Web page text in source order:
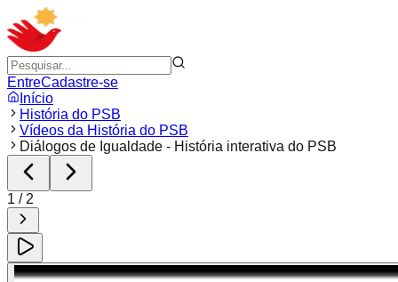
EntreCadastre-se
Início
História do PSB
Vídeos da História do PSB
Diálogos de Igualdade - História interativa do PSB
1 / 2